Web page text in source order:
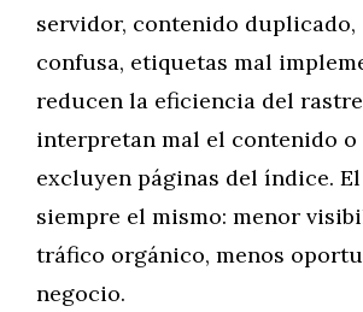
servidor, contenido
confusa, etiquetas mal
reducen la eficiencia del
interpretan mal el contenido
excluyen páginas del índice.
siempre el mismo: menor
tráfico orgánico, menos
negocio.